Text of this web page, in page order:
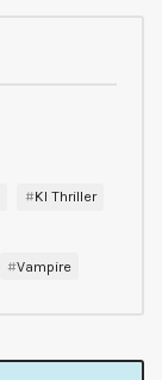
KI Thriller
Vampire